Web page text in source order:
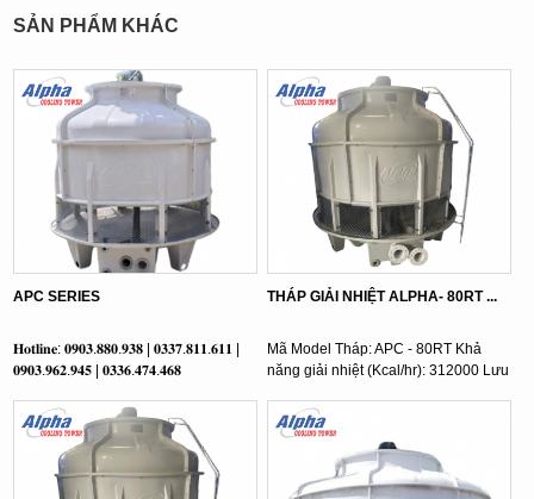
SẢN PHẨM KHÁC
APC SERIES
𝐇𝐨𝐭𝐥𝐢𝐧𝐞: 𝟎𝟗𝟎𝟑.𝟖𝟖𝟎.𝟗𝟑𝟖 | 𝟎𝟑𝟑𝟕.𝟖𝟏𝟏.𝟔𝟏𝟏 |
𝟎𝟗𝟎𝟑.𝟗𝟔𝟐.𝟗𝟒𝟓 | 𝟎𝟑𝟑𝟔.𝟒𝟕𝟒.𝟒𝟔𝟖
THÁP GIẢI NHIỆT ALPHA- 80RT ...
Mã Model Tháp: APC - 80RT Khả
năng giải nhiệt (Kcal/hr): 312000 Lưu